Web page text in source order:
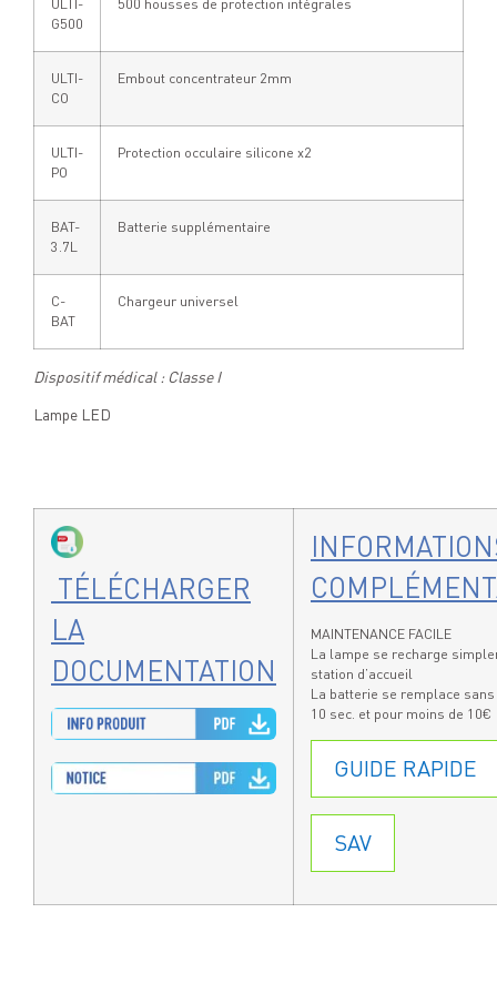
ULTI-
G500
500 housses de protection intégrales
ULTI-
CO
Embout concentrateur 2mm
ULTI-
PO
Protection occulaire silicone x2
BAT-
3.7L
Batterie supplémentaire
C-
BAT
Chargeur universel
Dispositif médical : Classe I
Lampe LED
TÉLÉCHARGER
LA
DOCUMENTATION
MAINTENANCE FACILE
La lampe se recharge
station d’accueil
La batterie se remplace
10 sec. et pour moins de 10€
GUIDE RAPIDE
SAV